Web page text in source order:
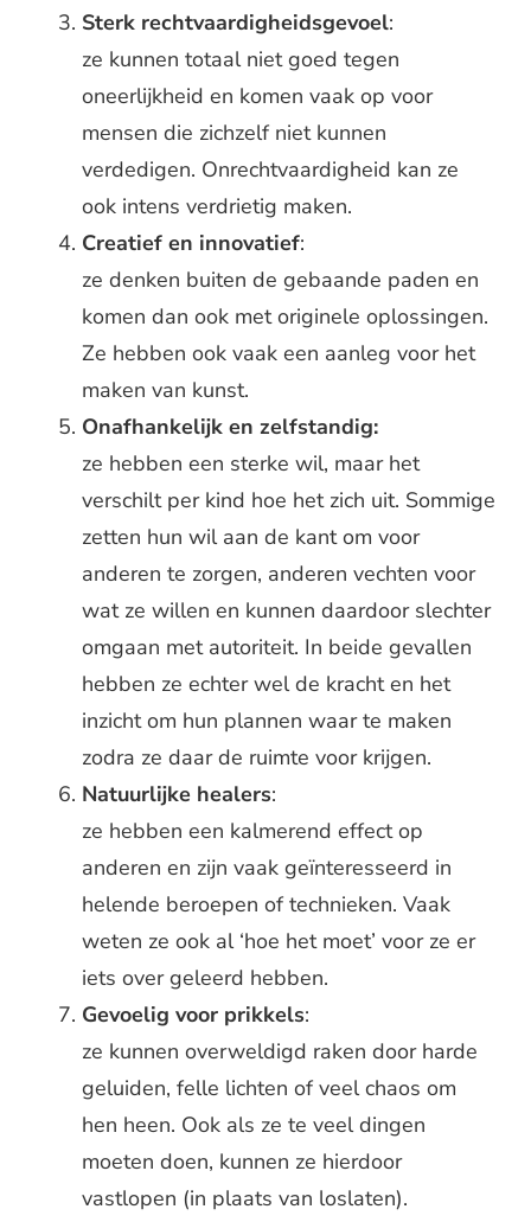
Sterk rechtvaardigheidsgevoel:
ze kunnen totaal niet goed tegen
oneerlijkheid en komen vaak op voor
mensen die zichzelf niet kunnen
verdedigen. Onrechtvaardigheid kan ze
ook intens verdrietig maken.
Creatief en innovatief:
ze denken buiten de gebaande paden en
komen dan ook met originele oplossingen.
Ze hebben ook vaak een aanleg voor het
maken van kunst.
Onafhankelijk en zelfstandig:
ze hebben een sterke wil, maar het
verschilt per kind hoe het zich uit. Sommige
zetten hun wil aan de kant om voor
anderen te zorgen, anderen vechten voor
wat ze willen en kunnen daardoor slechter
omgaan met autoriteit. In beide gevallen
hebben ze echter wel de kracht en het
inzicht om hun plannen waar te maken
zodra ze daar de ruimte voor krijgen.
Natuurlijke healers:
ze hebben een kalmerend effect op
anderen en zijn vaak geïnteresseerd in
helende beroepen of technieken. Vaak
weten ze ook al ‘hoe het moet’ voor ze er
iets over geleerd hebben.
Gevoelig voor prikkels:
ze kunnen overweldigd raken door harde
geluiden, felle lichten of veel chaos om
hen heen. Ook als ze te veel dingen
moeten doen, kunnen ze hierdoor
vastlopen (in plaats van loslaten).